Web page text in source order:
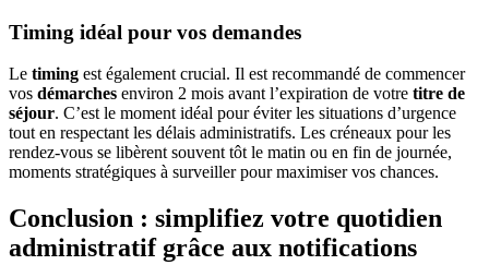
Timing idéal pour vos demandes
Le timing est également crucial. Il est recommandé de commencer
vos démarches environ 2 mois avant l’expiration de votre titre de
séjour. C’est le moment idéal pour éviter les situations d’urgence
tout en respectant les délais administratifs. Les créneaux pour les
rendez-vous se libèrent souvent tôt le matin ou en fin de journée,
moments stratégiques à surveiller pour maximiser vos chances.
Conclusion : simplifiez votre quotidien
administratif grâce aux notifications